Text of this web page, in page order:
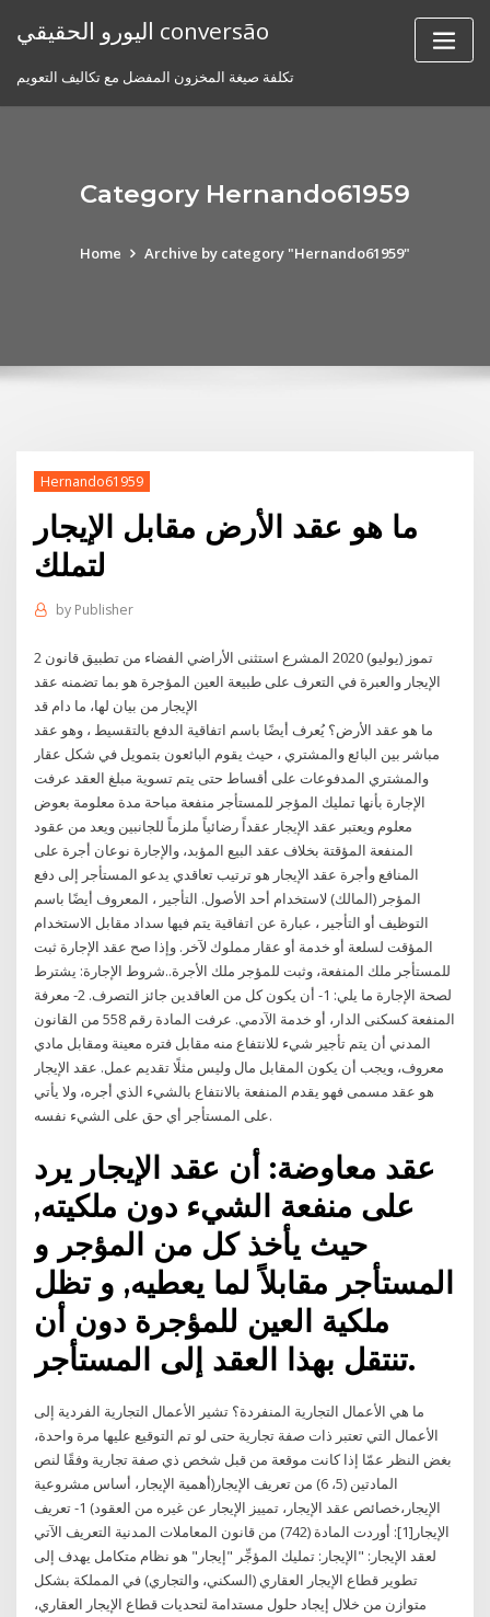
اليورو الحقيقي conversão
تكلفة صيغة المخزون المفضل مع تكاليف التعويم
Category Hernando61959
Home Archive by category "Hernando61959"
Hernando61959
ما هو عقد الأرض مقابل الإيجار
لتملك
by Publisher
2 تموز (يوليو) 2020 المشرع استثنى الأراضي الفضاء من تطبيق قانون
الإيجار والعبرة في التعرف على طبيعة العين المؤجرة هو بما تضمنه عقد
ما هو عقد الأرض؟ يُعرف أيضًا باسم اتفاقية الدفع بالتقسيط ، وهو عقد
مباشر بين البائع والمشتري ، حيث يقوم البائعون بتمويل في شكل عقار
والمشتري المدفوعات على أقساط حتى يتم تسوية مبلغ العقد عرفت
الإجارة بأنها تمليك المؤجر للمستأجر منفعة مباحة مدة معلومة بعوض
معلوم ويعتبر عقد الإيجار عقداً رضائياً ملزماً للجانبين ويعد من عقود
المنفعة المؤقتة بخلاف عقد البيع المؤبد، والإجارة نوعان أجرة على
المنافع وأجرة عقد الإيجار هو ترتيب تعاقدي يدعو المستأجر إلى دفع
المؤجر (المالك) لاستخدام أحد الأصول. التأجير ، المعروف أيضًا باسم
التوظيف أو التأجير ، عبارة عن اتفاقية يتم فيها سداد مقابل الاستخدام
المؤقت لسلعة أو خدمة أو عقار مملوك لآخر. وإذا صح عقد الإجارة ثبت
للمستأجر ملك المنفعة، وثبت للمؤجر ملك الأجرة..شروط الإجارة: يشترط
لصحة الإجارة ما يلي: 1- أن يكون كل من العاقدين جائز التصرف. 2- معرفة
المنفعة كسكنى الدار، أو خدمة الآدمي. عرفت المادة رقم 558 من القانون
المدني أن يتم تأجير شيء للانتفاع منه مقابل فتره معينة ومقابل مادي
معروف، ويجب أن يكون المقابل مال وليس مثلًا تقديم عمل. عقد الإيجار
هو عقد مسمى فهو يقدم المنفعة بالانتفاع بالشيء الذي أجره، ولا يأتي
على المستأجر أي حق على الشيء نفسه.
عقد معاوضة: أن عقد الإيجار يرد
على منفعة الشيء دون ملكيته,
حيث يأخذ كل من المؤجر و
المستأجر مقابلاً لما يعطيه, و تظل
ملكية العين للمؤجرة دون أن
تنتقل بهذا العقد إلى المستأجر.
ما هي الأعمال التجارية المنفردة؟ تشير الأعمال التجارية الفردية إلى
الأعمال التي تعتبر ذات صفة تجارية حتى لو تم التوقيع عليها مرة واحدة،
بغض النظر عمّا إذا كانت موقعة من قبل شخص ذي صفة تجارية وفقًا لنص
المادتين (5، 6) من تعريف الإيجار(أهمية الإيجار، أساس مشروعية
الإيجار،خصائص عقد الإيجار، تمييز الإيجار عن غيره من العقود) 1- تعريف
الإيجار[1]: أوردت المادة (742) من قانون المعاملات المدنية التعريف الآتي
لعقد الإيجار: "الإيجار: تمليك المؤجِّر "إيجار" هو نظام متكامل يهدف إلى
تطوير قطاع الإيجار العقاري (السكني، والتجاري) في المملكة بشكل
متوازن من خلال إيجاد حلول مستدامة لتحديات قطاع الإيجار العقاري،